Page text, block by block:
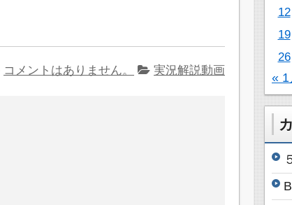
コメントはありません。 実況解説動画
12
19
26
« 1